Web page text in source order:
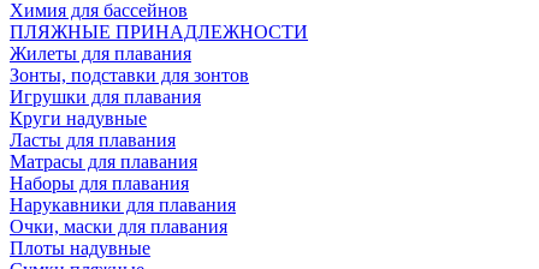
Химия для бассейнов
ПЛЯЖНЫЕ ПРИНАДЛЕЖНОСТИ
Жилеты для плавания
Зонты, подставки для зонтов
Игрушки для плавания
Круги надувные
Ласты для плавания
Матрасы для плавания
Наборы для плавания
Нарукавники для плавания
Очки, маски для плавания
Плоты надувные